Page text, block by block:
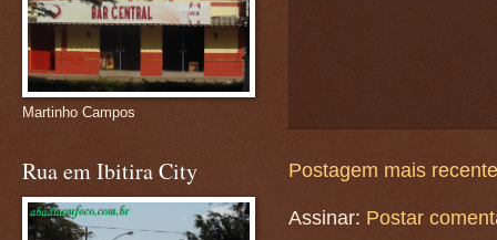
Postagem mais recente
Assinar: Postar
Martinho Campos
Rua em Ibitira City